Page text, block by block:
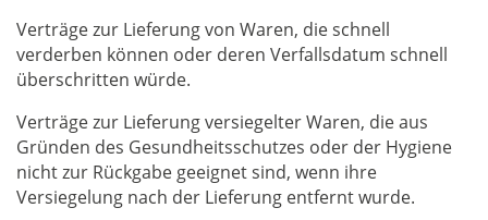
Verträge zur Lieferung von Waren, die schnell
verderben können oder deren Verfallsdatum schnell
überschritten würde.
Verträge zur Lieferung versiegelter Waren, die aus
Gründen des Gesundheitsschutzes oder der Hygiene
nicht zur Rückgabe geeignet sind, wenn ihre
Versiegelung nach der Lieferung entfernt wurde.